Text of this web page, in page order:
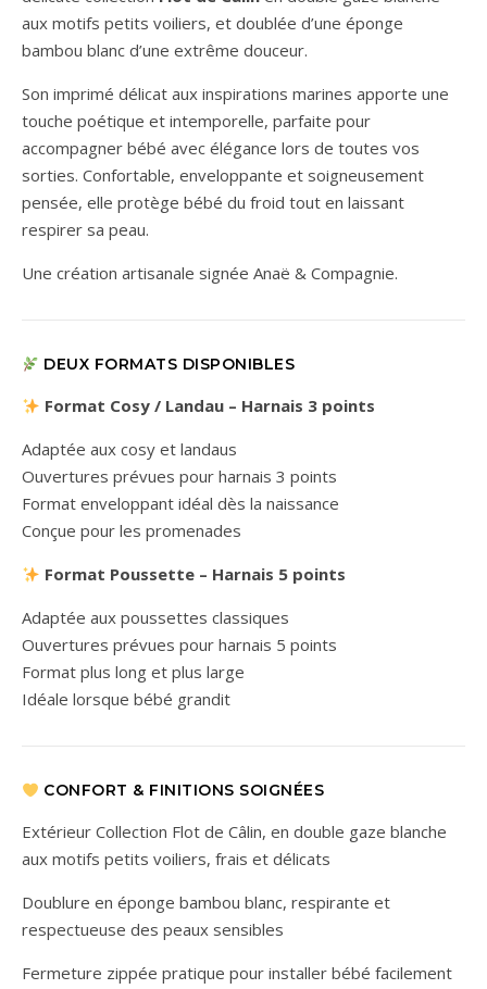
aux motifs petits voiliers, et doublée d’une éponge
bambou blanc d’une extrême douceur.
Son imprimé délicat aux inspirations marines apporte une
touche poétique et intemporelle, parfaite pour
accompagner bébé avec élégance lors de toutes vos
sorties. Confortable, enveloppante et soigneusement
pensée, elle protège bébé du froid tout en laissant
respirer sa peau.
Une création artisanale signée Anaë & Compagnie.
DEUX FORMATS DISPONIBLES
Format Cosy / Landau – Harnais 3 points
Adaptée aux cosy et landaus
Ouvertures prévues pour harnais 3 points
Format enveloppant idéal dès la naissance
Conçue pour les promenades
Format Poussette – Harnais 5 points
Adaptée aux poussettes classiques
Ouvertures prévues pour harnais 5 points
Format plus long et plus large
Idéale lorsque bébé grandit
CONFORT & FINITIONS SOIGNÉES
Extérieur Collection Flot de Câlin, en double gaze blanche
aux motifs petits voiliers, frais et délicats
Doublure en éponge bambou blanc, respirante et
respectueuse des peaux sensibles
Fermeture zippée pratique pour installer bébé facilement